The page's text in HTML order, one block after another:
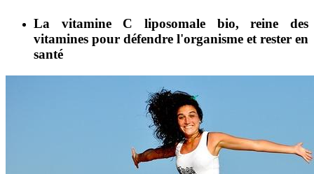
La vitamine C liposomale bio, reine des
vitamines pour défendre l'organisme et rester en
santé